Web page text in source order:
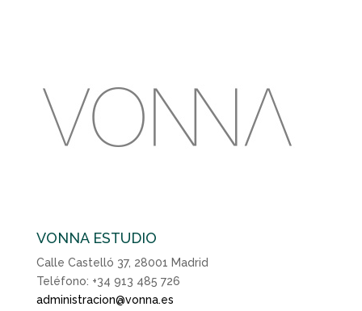
VONNA ESTUDIO
Calle Castelló 37, 28001 Madrid
Teléfono: +34 913 485 726
administracion@vonna.es